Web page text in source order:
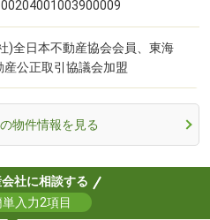
)全日本不動産協会会員、東海
産公正取引協議会加盟
物件情報を見る
社に相談する
入力2項目